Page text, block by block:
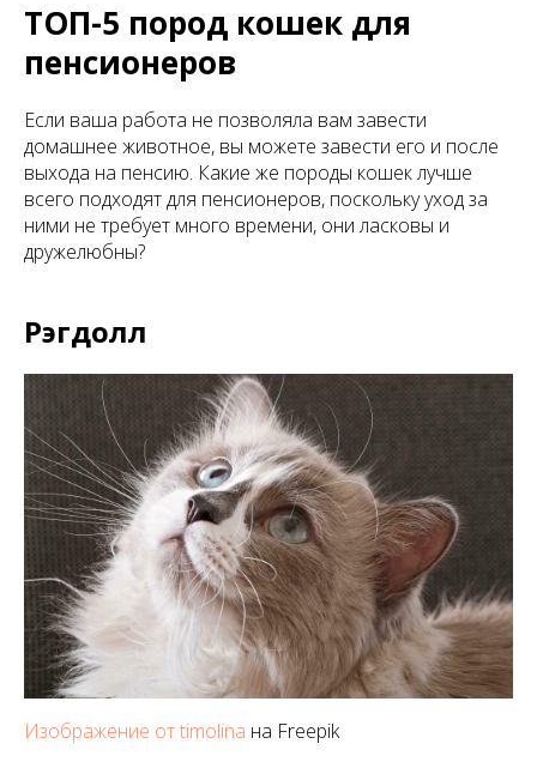
ТОП-5 пород кошек для
пенсионеров
Если ваша работа не позволяла вам завести
домашнее животное, вы можете завести его и после
выхода на пенсию. Какие же породы кошек лучше
всего подходят для пенсионеров, поскольку уход за
ними не требует много времени, они ласковы и
дружелюбны?
Рэгдолл
Изображение от timolina на Freepik